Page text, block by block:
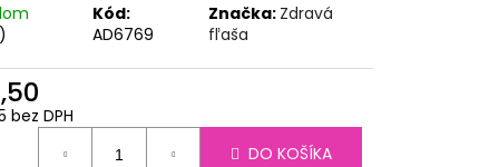
Kód:
AD6769
Značka: Zdravá
fľaša
bez DPH
DO KOŠÍKA
NÁHRADNÁ ZÁTKA